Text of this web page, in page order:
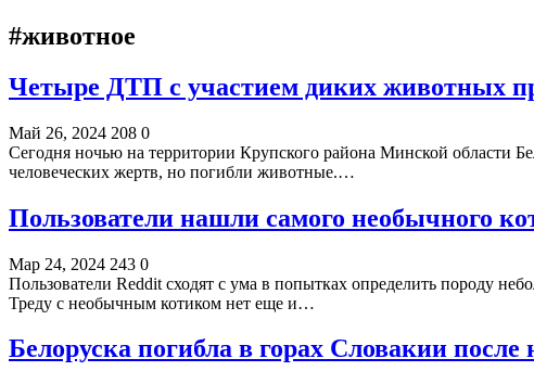
#животное
Четыре ДТП с участием диких животных
Май 26, 2024 208 0
Сегодня ночью на территории Крупского района Минской области
человеческих жертв, но погибли животные.…
Пользователи нашли самого необычного
Мар 24, 2024 243 0
Пользователи Reddit сходят с ума в попытках определить породу
Треду с необычным котиком нет еще и…
Белоруска погибла в горах Словакии после